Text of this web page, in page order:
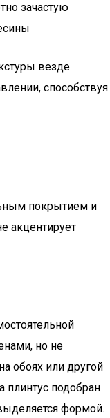
зачастую
везде
способствуя
покрытием и
акцентирует
но не
обоях или другой
плинтус подобран
формой.